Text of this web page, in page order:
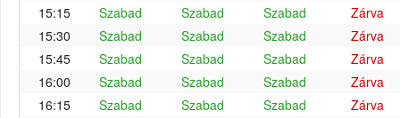
15:15
Szabad Szabad Szabad
Zárva
15:30
Szabad Szabad Szabad
Zárva
15:45
Szabad Szabad Szabad
Zárva
16:00
Szabad Szabad Szabad
Zárva
16:15
Szabad Szabad Szabad Zárva